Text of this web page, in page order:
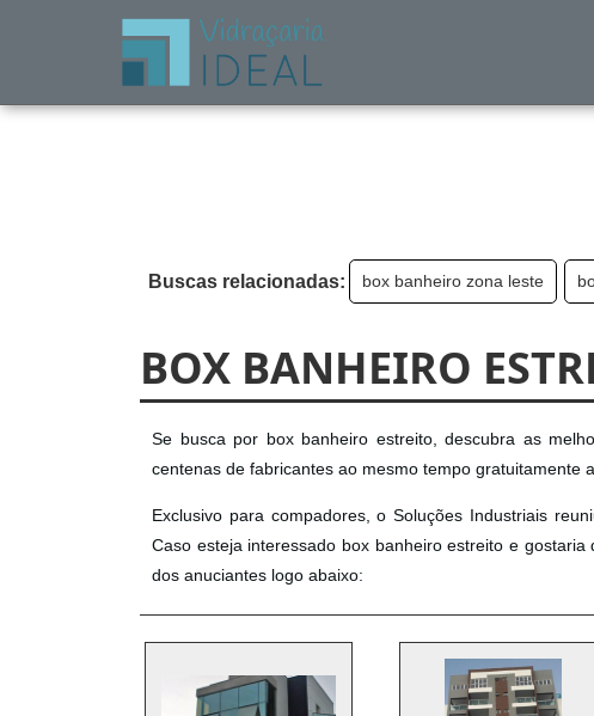
Buscas relacionadas: box banheiro zona leste
BOX BANHEIRO
Se busca por box banheiro estreito, descubra as
centenas de fabricantes ao mesmo tempo gratuitamente
Exclusivo para compadores, o Soluções Industriais
Caso esteja interessado box banheiro estreito e
dos anuciantes logo abaixo: